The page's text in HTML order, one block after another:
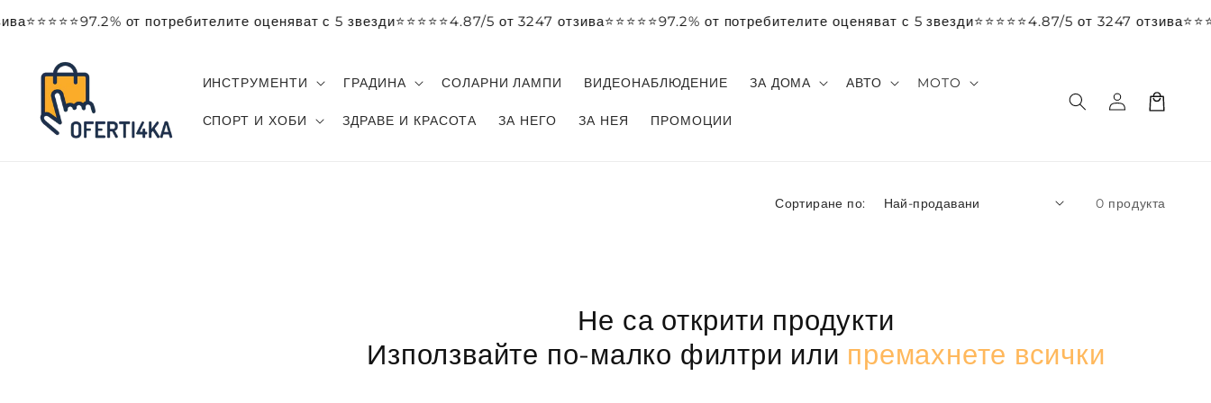
⭐️⭐️⭐️⭐️⭐️97.2% от потребителите оценяват с 5 звезди⭐️⭐️⭐️⭐️⭐️4.87/5 от 3247 отзива⭐️⭐️⭐️⭐️⭐️97.2% от потребителите оценяват с 5 звезди⭐️⭐️⭐️⭐️⭐️4.87/5 от 3247 отзива
ИНСТРУМЕНТИ ГРАДИНА СОЛАРНИ ЛАМПИ ВИДЕОНАБЛЮДЕНИЕ ЗА ДОМА АВТО MOTO
СПОРТ И ХОБИ ЗДРАВЕ И КРАСОТА ЗА НЕГО ЗА НЕЯ ПРОМОЦИИ
ВлизанеКоличка
Сортиране по: 0 продукта
Не са открити продукти
Използвайте по-малко филтри или премахнете всички